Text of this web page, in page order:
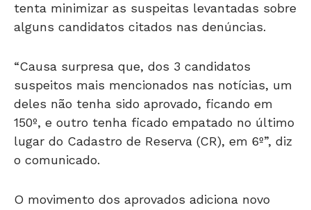
tenta minimizar as suspeitas levantadas sobre
alguns candidatos citados nas denúncias.
“Causa surpresa que, dos 3 candidatos
suspeitos mais mencionados nas notícias, um
deles não tenha sido aprovado, ficando em
150º, e outro tenha ficado empatado no último
lugar do Cadastro de Reserva (CR), em 6º”, diz
o comunicado.
O movimento dos aprovados adiciona novo